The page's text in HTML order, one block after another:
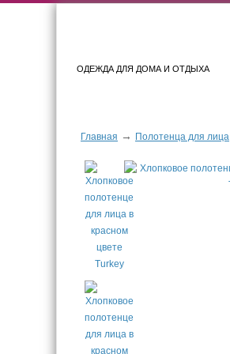
ОДЕЖДА ДЛЯ ДОМА И ОТДЫХА
Главная → Полотенца для лица